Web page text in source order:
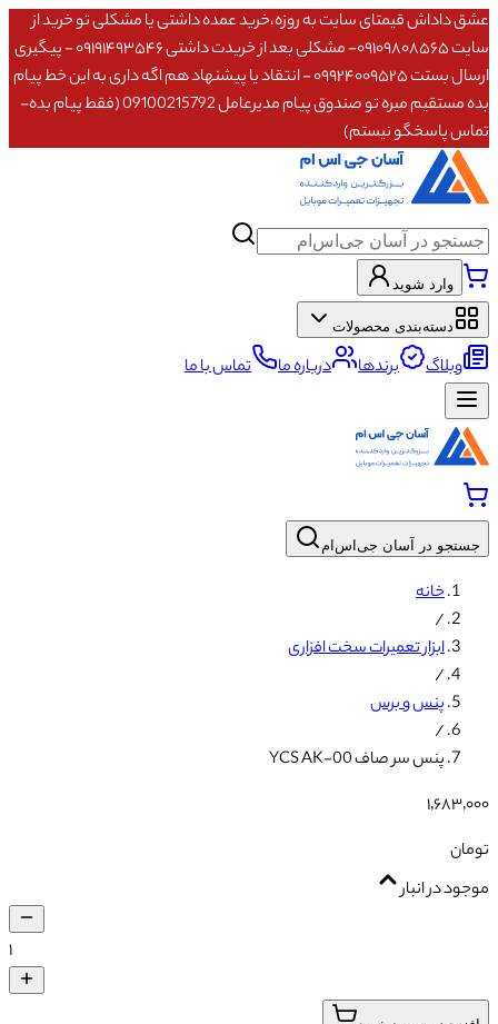
عشق داداش قیمتای سایت به روزه،خرید عمده داشتی یا مشکلی تو خرید از
سایت ۰۹۱۰۹۸۰۸۵۶۵- مشکلی بعد از خریدت داشتی ۰۹۱۹۱۴۹۳۵۴۶ - پیگیری
ارسال بستت ۰۹۹۲۴۰۰۹۵۲۵ - انتقاد یا پیشنهاد هم اگه داری به این خط پیام
بده مستقیم میره تو صندوق پیام مدیرعامل 09100215792 (فقط پیام بده-
تماس پاسخگو نیستم)
وارد شوید
دسته‌بندی محصولات
وبلاگ برندها درباره ما تماس با ما
جستجو در آسان جی‌اس‌ام
خانه
/
ابزار تعمیرات سخت افزاری
/
پنس و برس
/
پنس سر صاف YCS AK-00
۱٬۶۸۳٬۰۰۰
تومان
موجود در انبار
۱